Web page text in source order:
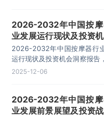
2026-2032年中国按
业发展运行现状及投资
察报告
2026-2032年中国按摩器行
运行现状及投资机会洞察报告
包括行业重点企业分析、投资
2025-12-06
2026-2032年中国按
业发展前景展望及投资